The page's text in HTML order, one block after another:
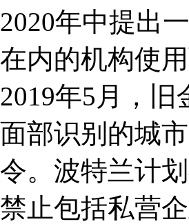
2020年中提出
在内的机构使
2019年5月，
面部识别的城
令。波特兰计
禁止包括私营